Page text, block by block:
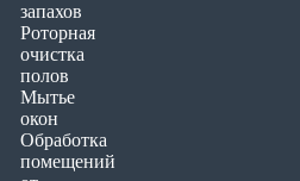
запахов
Роторная
очистка
полов
Мытье
окон
Обработка
помещений